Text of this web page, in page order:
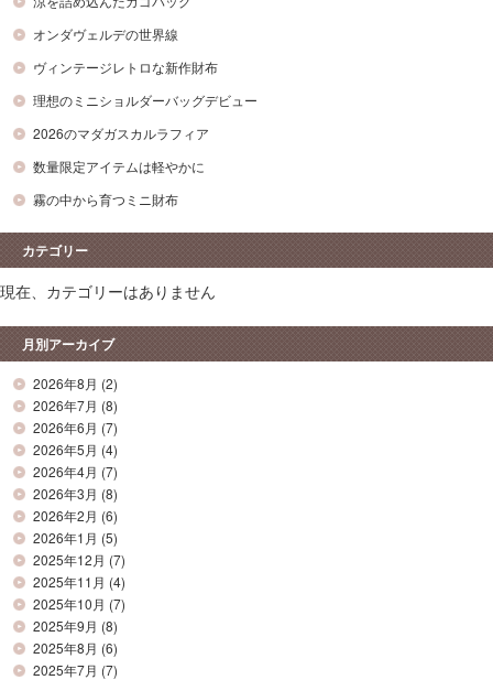
オンダヴェルデの世界線
ヴィンテージレトロな新作財布
理想のミニショルダーバッグデビュー
2026のマダガスカルラフィア
数量限定アイテムは軽やかに
霧の中から育つミニ財布
カテゴリー
現在、カテゴリーはありません
月別アーカイブ
2026年8月 (2)
2026年7月 (8)
2026年6月 (7)
2026年5月 (4)
2026年4月 (7)
2026年3月 (8)
2026年2月 (6)
2026年1月 (5)
2025年12月 (7)
2025年11月 (4)
2025年10月 (7)
2025年9月 (8)
2025年8月 (6)
2025年7月 (7)